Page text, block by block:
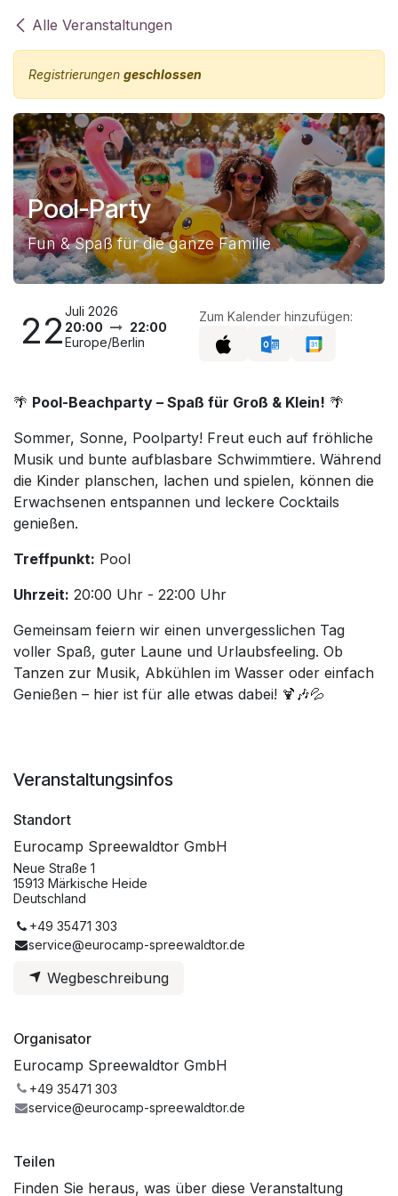
Alle Veranstaltungen
Registrierungen geschlossen
Pool-Party
Fun & Spaß für die ganze Familie
22Juli 2026
20:00
22:00
Europe/Berlin
Zum Kalender hinzufügen:
🌴 Pool-Beachparty – Spaß für Groß & Klein! 🌴
Sommer, Sonne, Poolparty! Freut euch auf fröhliche
Musik und bunte aufblasbare Schwimmtiere. Während
die Kinder planschen, lachen und spielen, können die
Erwachsenen entspannen und leckere Cocktails
genießen.
Treffpunkt: Pool
Uhrzeit: 20:00 Uhr - 22:00 Uhr
Gemeinsam feiern wir einen unvergesslichen Tag
voller Spaß, guter Laune und Urlaubsfeeling. Ob
Tanzen zur Musik, Abkühlen im Wasser oder einfach
Genießen – hier ist für alle etwas dabei! 🍹🎶💦
Veranstaltungsinfos
Standort
Eurocamp Spreewaldtor GmbH
Neue Straße 1
15913 Märkische Heide
Deutschland
+49 35471 303
service@eurocamp-spreewaldtor.de
Wegbeschreibung
Organisator
Eurocamp Spreewaldtor GmbH
+49 35471 303
service@eurocamp-spreewaldtor.de
Teilen
Finden Sie heraus, was über diese Veranstaltung